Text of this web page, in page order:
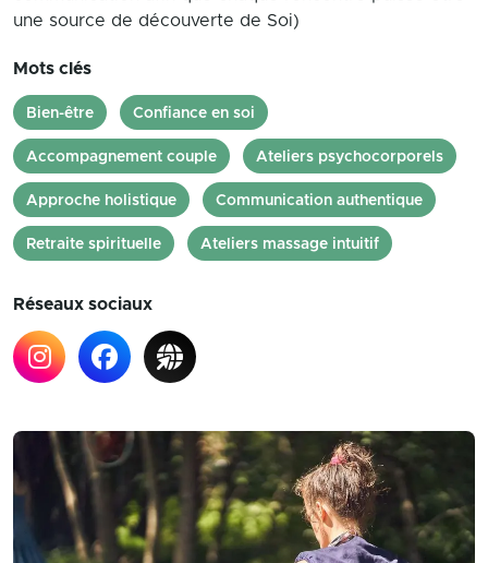
une source de découverte de Soi)
Mots clés
Bien-être Confiance en soi
Accompagnement couple Ateliers psychocorporels
Approche holistique Communication authentique
Retraite spirituelle Ateliers massage intuitif
Réseaux sociaux